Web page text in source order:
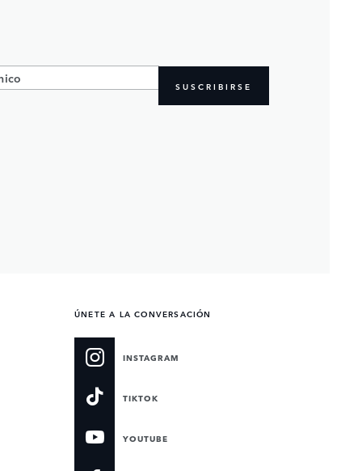
SUSCRIBIRSE
ÚNETE A LA CONVERSACIÓN
INSTAGRAM
TIKTOK
YOUTUBE